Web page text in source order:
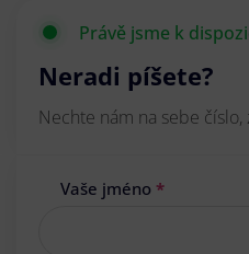
Právě jsme k
Neradi píšete?
Nechte nám na sebe číslo,
Vaše jméno *